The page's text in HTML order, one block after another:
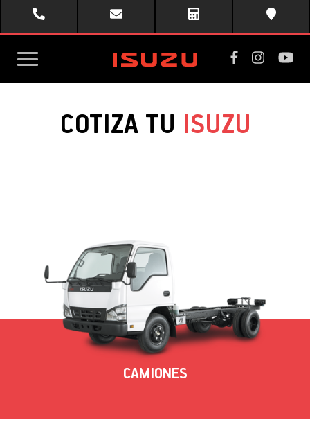
toggle
COTIZA TU ISUZU
CAMIONES